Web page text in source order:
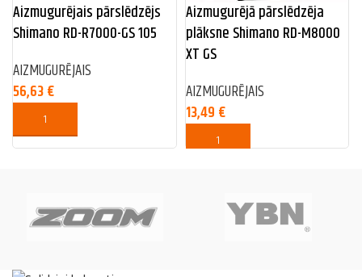
Aizmugurējais pārslēdzējs
Shimano RD-R7000-GS 105
AIZMUGURĒJAIS
56,63€
Aizmugurējā pārslēdzēja
plāksne Shimano RD-M8000
XT GS
AIZMUGURĒJAIS
13,49 €